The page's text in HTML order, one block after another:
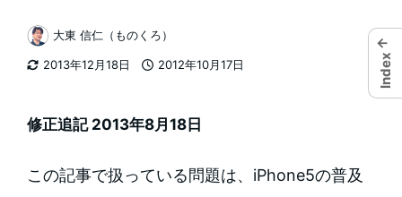
2013年12月18日
2012年10月17日
著
者
大東 信仁（ものくろ）
修正追記 2013年8月18日
この記事で扱っている問題は、iPhone5の普及
←
Index